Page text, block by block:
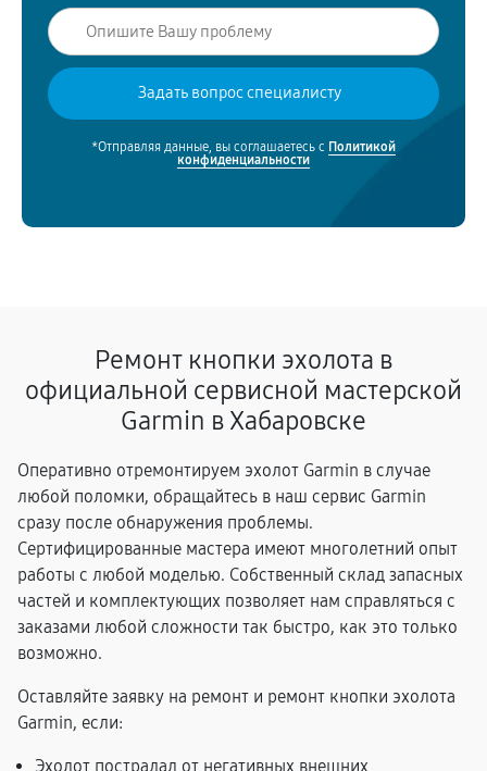
*Отправляя данные, вы соглашаетесь с Политикой
конфиденциальности
Ремонт кнопки эхолота в
официальной сервисной мастерской
Garmin в Хабаровске
Оперативно отремонтируем эхолот Garmin в случае
любой поломки, обращайтесь в наш сервис Garmin
сразу после обнаружения проблемы.
Сертифицированные мастера имеют многолетний опыт
работы с любой моделью. Собственный склад запасных
частей и комплектующих позволяет нам справляться с
заказами любой сложности так быстро, как это только
возможно.
Оставляйте заявку на ремонт и ремонт кнопки эхолота
Garmin, если:
Эхолот пострадал от негативных внешних